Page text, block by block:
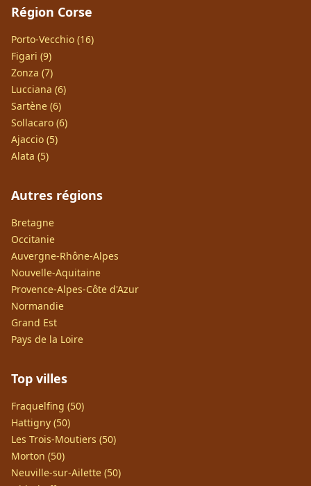
Région Corse
Porto-Vecchio (16)
Figari (9)
Zonza (7)
Lucciana (6)
Sartène (6)
Sollacaro (6)
Ajaccio (5)
Alata (5)
Autres régions
Bretagne
Occitanie
Auvergne-Rhône-Alpes
Nouvelle-Aquitaine
Provence-Alpes-Côte d'Azur
Normandie
Grand Est
Pays de la Loire
Top villes
Fraquelfing (50)
Hattigny (50)
Les Trois-Moutiers (50)
Morton (50)
Neuville-sur-Ailette (50)